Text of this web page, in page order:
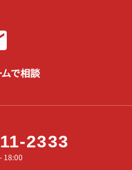
ムで相談
2333
18:00